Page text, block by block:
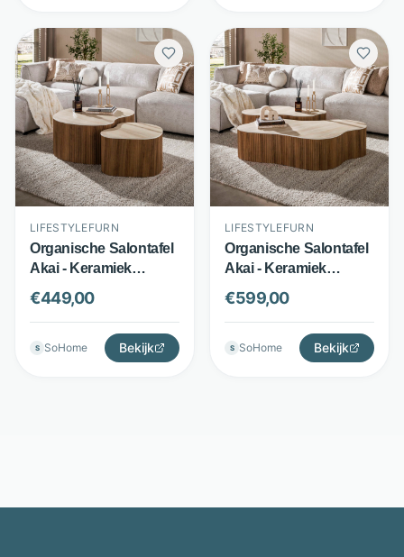
LIFESTYLEFURN
Organische Salontafel
Akai - Keramiek
travertinlook - Set van
2 - Bruin -
LifestyleFurn
€449,00
S SoHome Bekijk
LIFESTYLEFURN
Organische Salontafel
Akai - Keramiek
travertinlook - Set van
2 - Bruin -
LifestyleFurn
€599,00
S SoHome Bekijk